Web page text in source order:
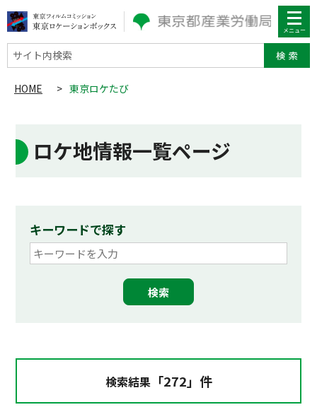
サイト内検索
HOME > 東京ロケたび
ロケ地情報一覧ページ
キーワードで探す
検索結果「272」件